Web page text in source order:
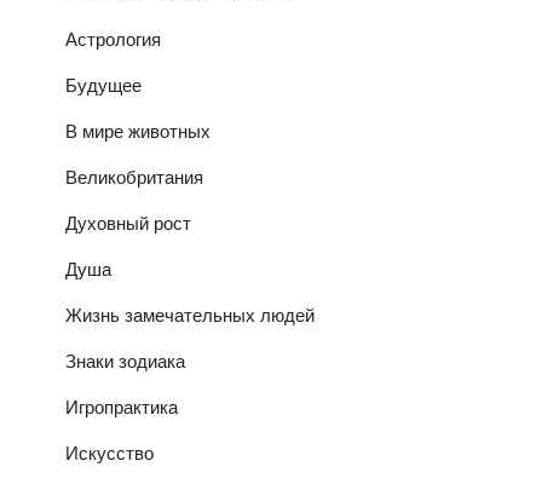
Астрология
Будущее
В мире животных
Великобритания
Духовный рост
Душа
Жизнь замечательных людей
Знаки зодиака
Игропрактика
Искусство